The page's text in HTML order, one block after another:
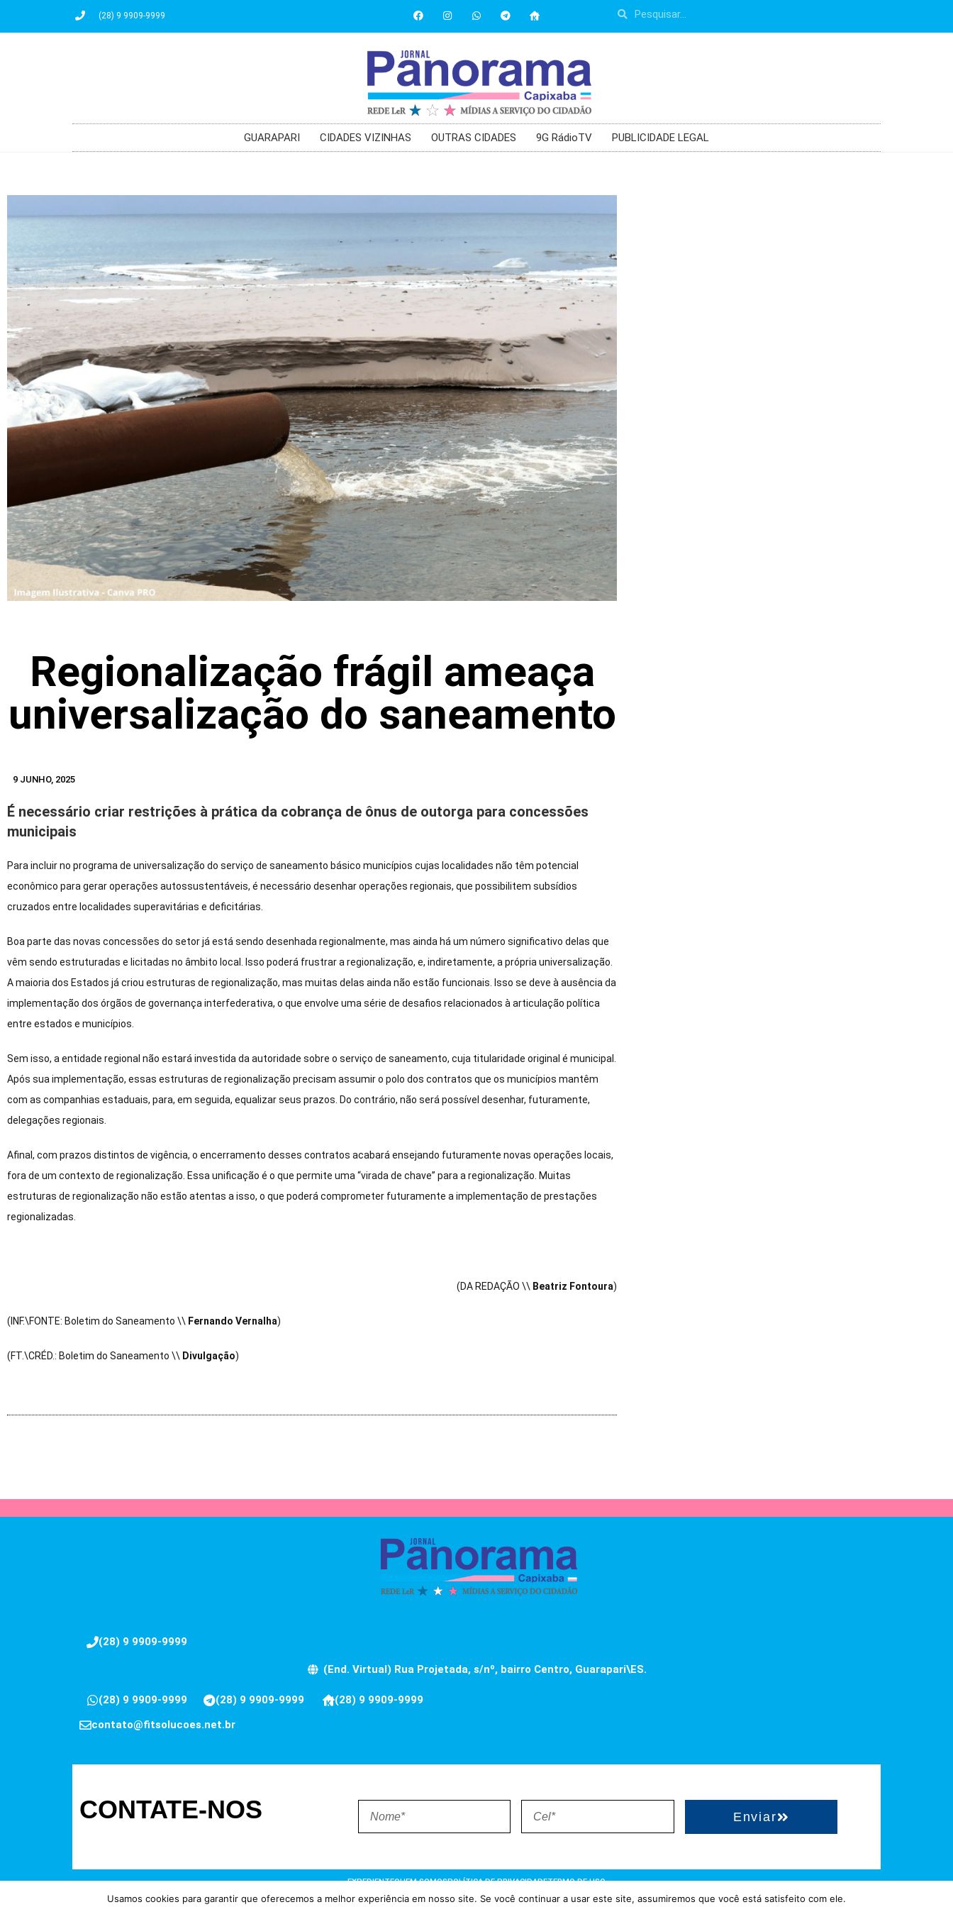
(28) 9 9909-9999
GUARAPARI CIDADES VIZINHAS OUTRAS CIDADES 9G RádioTV PUBLICIDADE LEGAL
Regionalização frágil ameaça
universalização do saneamento
9 JUNHO, 2025
É necessário criar restrições à prática da cobrança de ônus de outorga para concessões
municipais
Para incluir no programa de universalização do serviço de saneamento básico municípios cujas localidades não têm potencial
econômico para gerar operações autossustentáveis, é necessário desenhar operações regionais, que possibilitem subsídios
cruzados entre localidades superavitárias e deficitárias.
Boa parte das novas concessões do setor já está sendo desenhada regionalmente, mas ainda há um número significativo delas que
vêm sendo estruturadas e licitadas no âmbito local. Isso poderá frustrar a regionalização, e, indiretamente, a própria universalização.
A maioria dos Estados já criou estruturas de regionalização, mas muitas delas ainda não estão funcionais. Isso se deve à ausência da
implementação dos órgãos de governança interfederativa, o que envolve uma série de desafios relacionados à articulação política
entre estados e municípios.
Sem isso, a entidade regional não estará investida da autoridade sobre o serviço de saneamento, cuja titularidade original é municipal.
Após sua implementação, essas estruturas de regionalização precisam assumir o polo dos contratos que os municípios mantêm
com as companhias estaduais, para, em seguida, equalizar seus prazos. Do contrário, não será possível desenhar, futuramente,
delegações regionais.
Afinal, com prazos distintos de vigência, o encerramento desses contratos acabará ensejando futuramente novas operações locais,
fora de um contexto de regionalização. Essa unificação é o que permite uma “virada de chave” para a regionalização. Muitas
estruturas de regionalização não estão atentas a isso, o que poderá comprometer futuramente a implementação de prestações
regionalizadas.
(DA REDAÇÃO \\ Beatriz Fontoura)
(INF.\FONTE: Boletim do Saneamento \\ Fernando Vernalha)
(FT.\CRÉD.: Boletim do Saneamento \\ Divulgação)
(28) 9 9909-9999
(End. Virtual) Rua Projetada, s/nº, bairro Centro, Guarapari\ES.
(28) 9 9909-9999 (28) 9 9909-9999
(28) 9 9909-9999
contato@fitsolucoes.net.br
CONTATE-NOS Enviar
EXPEDIENTEQUEM SOMOSPOLÍTICA DE PRIVACIDADETERMO DE USO
Usamos cookies para garantir que oferecemos a melhor experiência em nosso site. Se você continuar a usar este site, assumiremos que você está satisfeito com ele.